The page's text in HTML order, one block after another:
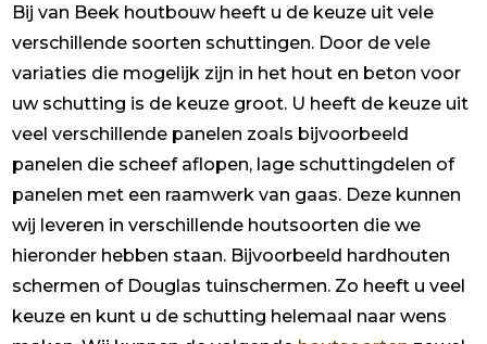
Bij van Beek houtbouw heeft u de keuze uit vele
verschillende soorten schuttingen. Door de vele
variaties die mogelijk zijn in het hout en beton voor
uw schutting is de keuze groot. U heeft de keuze uit
veel verschillende panelen zoals bijvoorbeeld
panelen die scheef aflopen, lage schuttingdelen of
panelen met een raamwerk van gaas. Deze kunnen
wij leveren in verschillende houtsoorten die we
hieronder hebben staan. Bijvoorbeeld hardhouten
schermen of Douglas tuinschermen. Zo heeft u veel
keuze en kunt u de schutting helemaal naar wens